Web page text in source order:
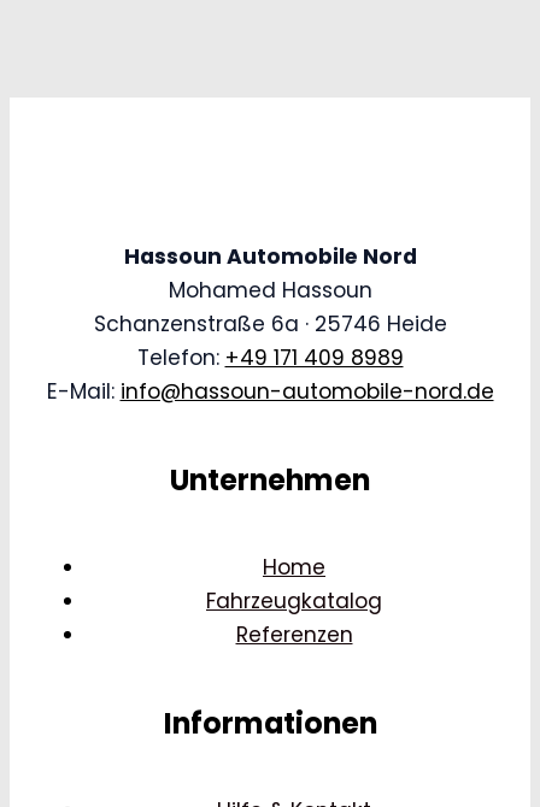
Hassoun Automobile Nord
Mohamed Hassoun
Schanzenstraße 6a · 25746 Heide
Telefon: +49 171 409 8989
E-Mail: info@hassoun-automobile-nord.de
Unternehmen
Home
Fahrzeugkatalog
Referenzen
Informationen